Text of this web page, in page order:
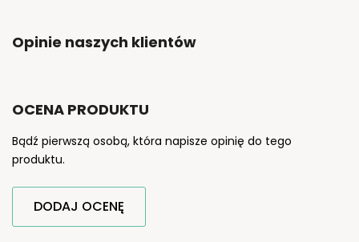
Opinie naszych klientów
OCENA PRODUKTU
Bądź pierwszą osobą, która napisze opinię do tego
produktu.
DODAJ OCENĘ